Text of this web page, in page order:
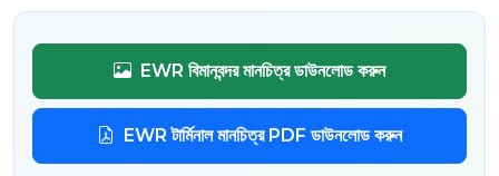
EWR বিমানবন্দর মানচিত্র ডাউনলোড করুন
EWR টার্মিনাল মানচিত্র PDF ডাউনলোড করুন